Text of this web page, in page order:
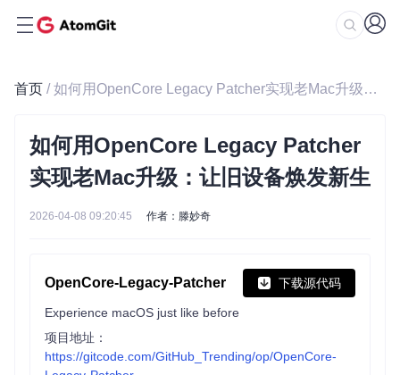
首页 / 如何用OpenCore Legacy Patcher实现老Mac升级：让旧设备焕发新生
如何用OpenCore Legacy Patcher
实现老Mac升级：让旧设备焕发新生
2026-04-08 09:20:45 作者：滕妙奇
OpenCore-Legacy-Patcher 下载源代码
Experience macOS just like before
项目地址：
https://gitcode.com/GitHub_Trending/op/OpenCore-